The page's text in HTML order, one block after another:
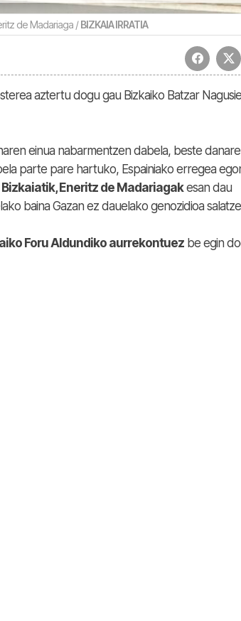
de Madariaga /BIZKAIA IRRATIA
aztertu dogu gau Bizkaiko Batzar
einua nabarmentzen dabela, beste
parte pare hartuko, Espainiako erregea
Bizkaiatik, Eneritz de Madariagakesan dau
baina Gazan ez dauelako genozidioa
Foru Aldundiko aurrekontuez be egin